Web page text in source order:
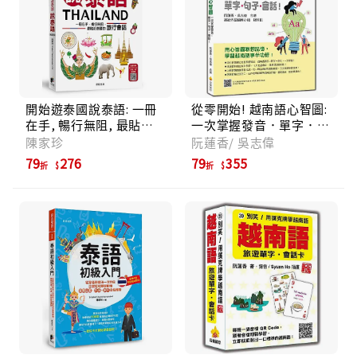
開始遊泰國說泰語: 一冊
在手, 暢行無阻, 最貼近
泰國的旅行會話 (修訂版/
附MP3/QRcode)
陳家珍
79折 276
從零開始! 越南語心智圖:
一次掌握發音．單字．句
子．會話! (附QR Code)
阮蓮香/ 吳志偉
79折 355